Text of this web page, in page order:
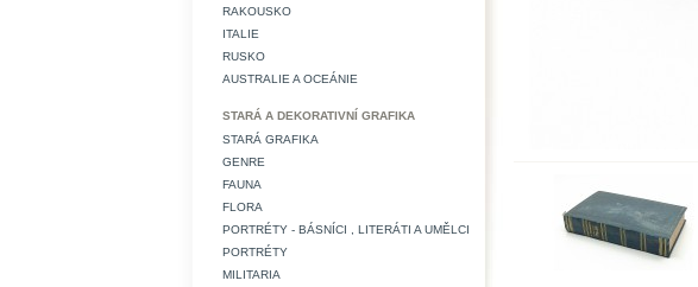
RAKOUSKO
ITALIE
RUSKO
AUSTRALIE A OCEÁNIE
STARÁ A DEKORATIVNÍ GRAFIKA
STARÁ GRAFIKA
GENRE
FAUNA
FLORA
PORTRÉTY - BÁSNÍCI , LITERÁTI A UMĚLCI
PORTRÉTY
MILITARIA